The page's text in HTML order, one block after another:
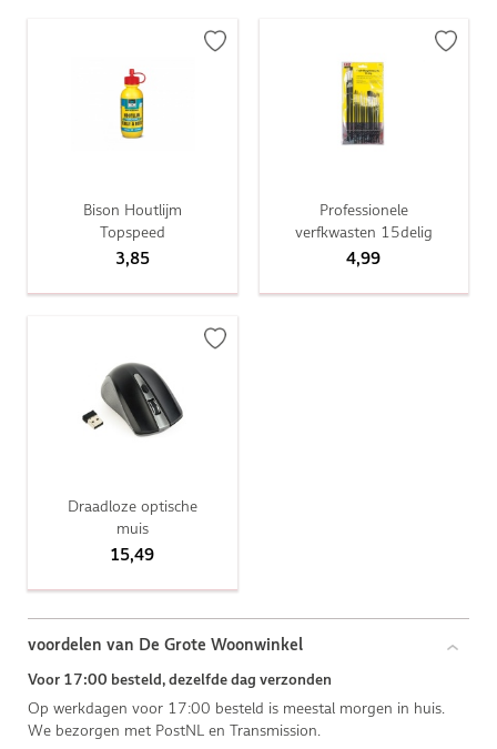
Bison Houtlijm
Topspeed
3,85
Professionele
verfkwasten 15delig
4,99
Draadloze optische
muis
15,49
voordelen van De Grote Woonwinkel
Voor 17:00 besteld, dezelfde dag verzonden
Op werkdagen voor 17:00 besteld is meestal morgen in huis.
We bezorgen met PostNL en Transmission.